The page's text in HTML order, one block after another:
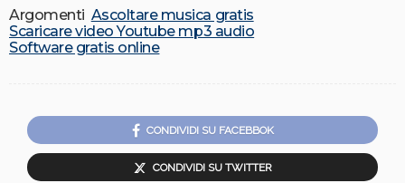
Argomenti Ascoltare musica gratis
Scaricare video Youtube mp3 audio
Software gratis online
CONDIVIDI SU FACEBBOK
CONDIVIDI SU TWITTER